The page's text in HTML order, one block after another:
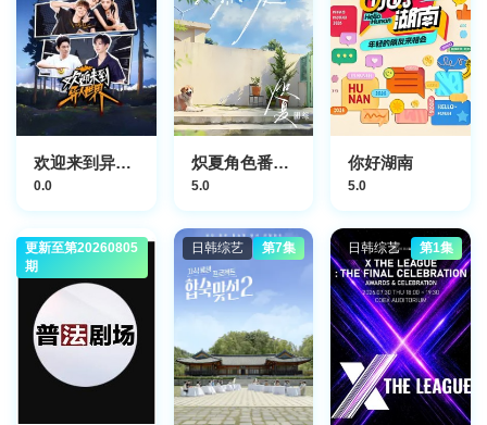
欢迎来到异人世界
0.0
炽夏角色番综·炽热的夏天
5.0
你好湖南​
5.0
大陆综艺
更新至第20260805
期
日韩综艺 第7集 日韩综艺 第1集